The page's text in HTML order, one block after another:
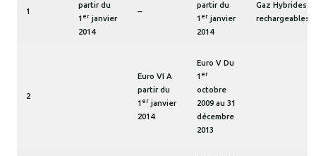
1
partir du
1 er janvier
2014
–
partir du
1 er janvier
2014
Gaz Hybrides
rechargeables
2
Euro VI A
partir du
1 er janvier
2014
Euro V Du
1 er
octobre
2009 au 31
décembre
2013